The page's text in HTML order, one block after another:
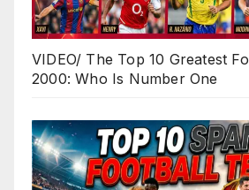
VIDEO/ The Top 10 Greatest
2000: Who Is Number One